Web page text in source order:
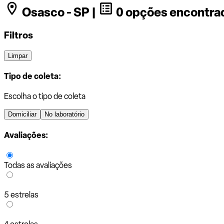
Osasco - SP | 0 opções
Filtros
Limpar
Tipo de coleta:
Escolha o tipo de coleta
Domiciliar No laboratório
Avaliações:
Todas as avaliações
5 estrelas